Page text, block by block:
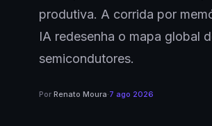
produtiva. A corrida por
IA redesenha o mapa global
semicondutores.
Por Renato Moura·7 ago 2026